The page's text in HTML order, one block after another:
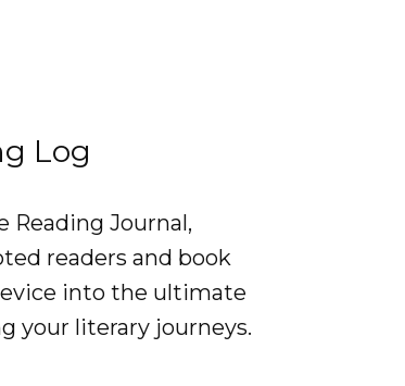
Log
Reading Journal,
readers and book
into the ultimate
your literary journeys.